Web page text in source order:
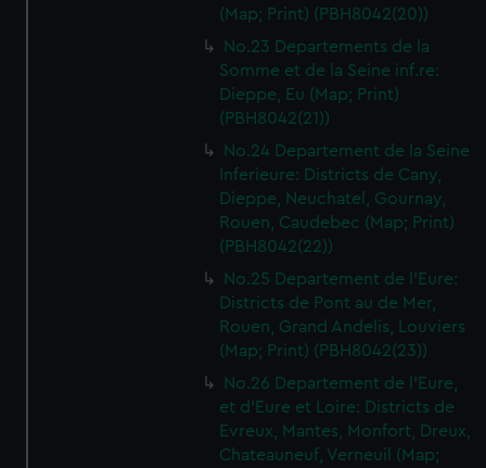
(Map; Print) (PBH8042(20))
No.23 Departements de la
Somme et de la Seine inf.re:
Dieppe, Eu (Map; Print)
(PBH8042(21))
No.24 Departement de la Seine
Inferieure: Districts de Cany,
Dieppe, Neuchatel, Gournay,
Rouen, Caudebec (Map; Print)
(PBH8042(22))
No.25 Departement de l'Eure:
Districts de Pont au de Mer,
Rouen, Grand Andelis, Louviers
(Map; Print) (PBH8042(23))
No.26 Departement de l'Eure,
et d'Eure et Loire: Districts de
Evreux, Mantes, Monfort, Dreux,
Chateauneuf, Verneuil (Map;